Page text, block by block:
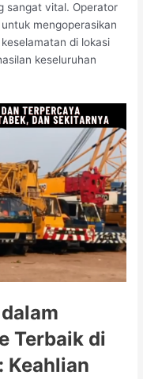
sangat vital. Operator
mengoperasikan
di lokasi
keseluruhan
Terbaik di
Keahlian